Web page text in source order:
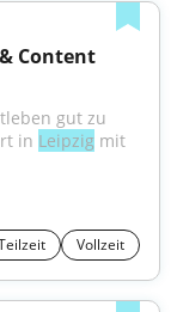
Content
gut zu
in Leipzig mit
Vollzeit